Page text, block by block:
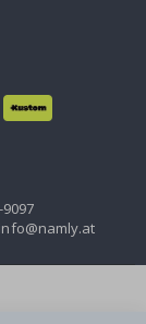
9097
info@namly.at